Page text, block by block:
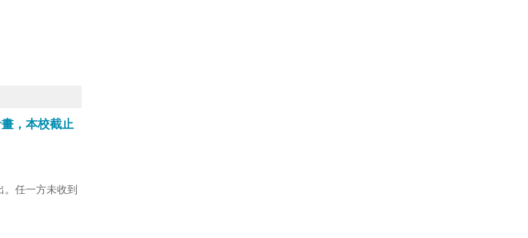
送本會。徵求
網頁
，本校截止
任一方未收到
際合作研究計